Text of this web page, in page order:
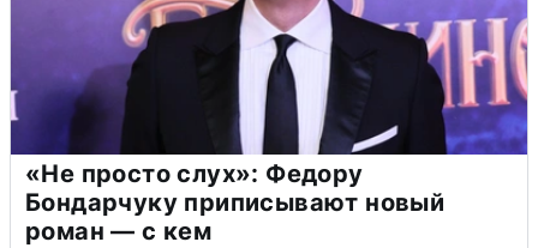
«Не просто слух»: Федору
Бондарчуку приписывают новый
роман — с кем